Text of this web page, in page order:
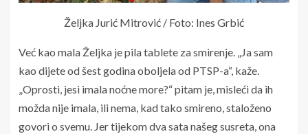
Željka Jurić Mitrović / Foto: Ines Grbić
Već kao mala Željka je pila tablete za smirenje. „Ja sam
kao dijete od šest godina oboljela od PTSP-a“, kaže.
„Oprosti, jesi imala noćne more?“ pitam je, misleći da ih
možda nije imala, ili nema, kad tako smireno, staloženo
govori o svemu. Jer tijekom dva sata našeg susreta, ona